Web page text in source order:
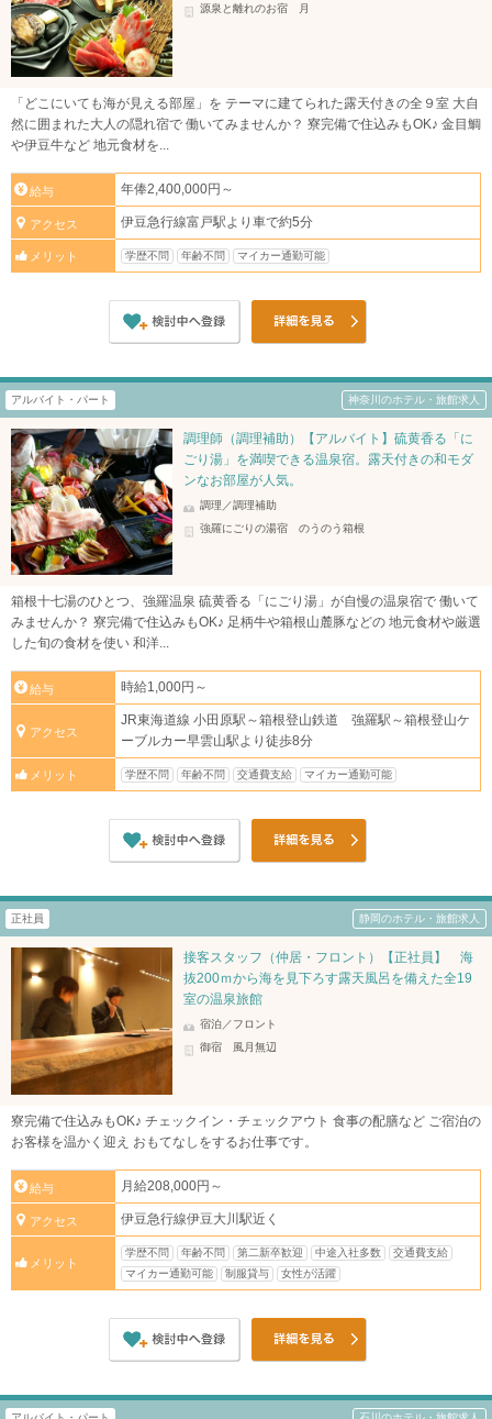
源泉と離れのお宿 月
「どこにいても海が見える部屋」を テーマに建てられた露天付きの全９室 大自
然に囲まれた大人の隠れ宿で 働いてみませんか？ 寮完備で住込みもOK♪ 金目鯛
や伊豆牛など 地元食材を...
給与 年俸2,400,000円～
アクセス 伊豆急行線富戸駅より車で約5分
メリット 学歴不問 年齢不問 マイカー通勤可能
アルバイト・パート 神奈川のホテル・旅館求人
調理師（調理補助）【アルバイト】硫黄香る「に
ごり湯」を満喫できる温泉宿。露天付きの和モダ
ンなお部屋が人気。
調理／調理補助
強羅にごりの湯宿 のうのう箱根
箱根十七湯のひとつ、強羅温泉 硫黄香る「にごり湯」が自慢の温泉宿で 働いて
みませんか？ 寮完備で住込みもOK♪ 足柄牛や箱根山麓豚などの 地元食材や厳選
した旬の食材を使い 和洋...
給与 時給1,000円～
アクセス
JR東海道線 小田原駅～箱根登山鉄道 強羅駅～箱根登山ケ
ーブルカー早雲山駅より徒歩8分
メリット 学歴不問 年齢不問 交通費支給 マイカー通勤可能
正社員 静岡のホテル・旅館求人
接客スタッフ（仲居・フロント）【正社員】 海
抜200ｍから海を見下ろす露天風呂を備えた全19
室の温泉旅館
宿泊／フロント
御宿 風月無辺
寮完備で住込みもOK♪ チェックイン・チェックアウト 食事の配膳など ご宿泊の
お客様を温かく迎え おもてなしをするお仕事です。
給与 月給208,000円～
アクセス 伊豆急行線伊豆大川駅近く
メリット
学歴不問 年齢不問 第二新卒歓迎 中途入社多数
交通費支給
マイカー通勤可能
制服貸与 女性が活躍